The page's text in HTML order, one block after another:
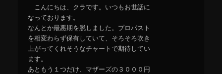
こんにちは、クラです。いつもお世話に
なっております。
なんとか最悪期を脱しました。プロパスト
を相変わらず保有していて、そろそろ吹き
上がってくれそうなチャートで期待してい
ます。
あともう１つだけ、マザーズの３０００円